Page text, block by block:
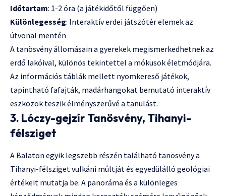
Időtartam: 1-2 óra (a játékidőtől függően)
Különlegesség: Interaktív erdei játszótér elemek az
útvonal mentén
A tanösvény állomásain a gyerekek megismerkedhetnek az
erdő lakóival, különös tekintettel a mókusok életmódjára.
Az információs táblák mellett nyomkereső játékok,
tapintható fafajták, madárhangokat bemutató interaktív
eszközök teszik élményszerűvé a tanulást.
3. Lóczy-gejzír Tanösvény, Tihanyi-
félsziget
A Balaton egyik legszebb részén található tanösvény a
Tihanyi-félsziget vulkáni múltját és egyedülálló geológiai
értékeit mutatja be. A panoráma és a különleges